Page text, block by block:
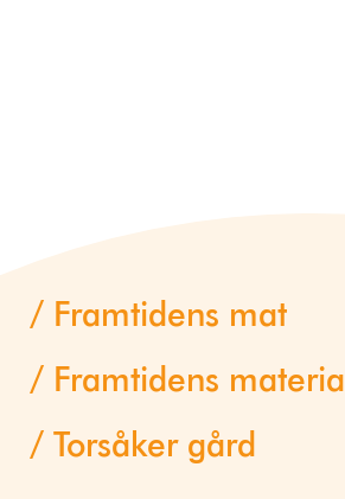
Framtidens mat
Framtidens material
Torsåker gård